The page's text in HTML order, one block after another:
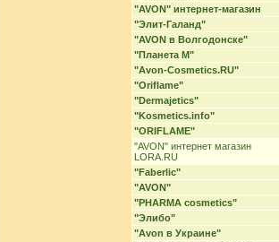
"AVON" интернет-магазин
"Элит-Галанд"
"AVON в Волгодонске"
"Планета М"
"Avon-Cosmetics.RU"
"Oriflame"
"Dermajetics"
"Kosmetics.info"
"ORIFLAME"
"AVON" интернет магазин
LORA.RU
"Faberlic"
"AVON"
"PHARMA cosmetics"
"Элибо"
"Avon в Украине"